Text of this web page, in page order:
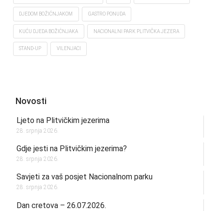
DJEDOM BOŽIĆNJAKOM GASTRO PONUDA
KUĆU DJEDA BOŽIĆNJAKA NACIONALNI PARK PLITVIČKA JEZERA
STAND-UP VILENJACI
Novosti
Ljeto na Plitvičkim jezerima
28. srpnja 2026.
Gdje jesti na Plitvičkim jezerima?
28. srpnja 2026.
Savjeti za vaš posjet Nacionalnom parku
28. srpnja 2026.
Dan cretova – 26.07.2026.